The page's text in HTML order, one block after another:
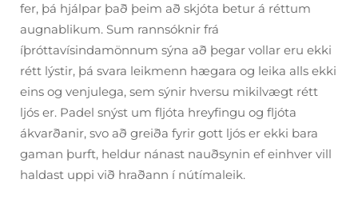
fer, þá hjálpar það þeim að skjóta betur á réttum
augnablikum. Sum rannsóknir frá
íþróttavísindamönnum sýna að þegar vollar eru ekki
rétt lýstir, þá svara leikmenn hægara og leika alls ekki
eins og venjulega, sem sýnir hversu mikilvægt rétt
ljós er. Padel snýst um fljóta hreyfingu og fljóta
ákvarðanir, svo að greiða fyrir gott ljós er ekki bara
gaman þurft, heldur nánast nauðsynin ef einhver vill
haldast uppi við hraðann í nútímaleik.